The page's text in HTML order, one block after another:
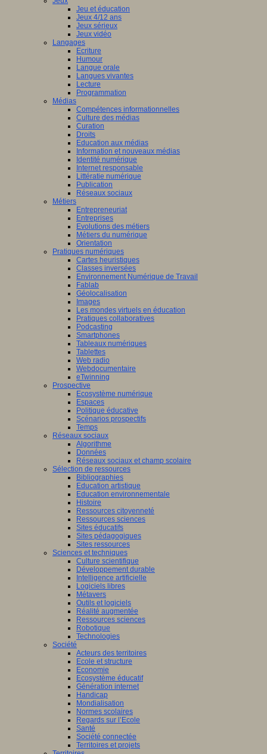
Jeu et éducation
Jeux 4/12 ans
Jeux sérieux
Jeux vidéo
Langages
Ecriture
Humour
Langue orale
Langues vivantes
Lecture
Programmation
Médias
Compétences informationnelles
Culture des médias
Curation
Droits
Education aux médias
Information et nouveaux médias
Identité numérique
Internet responsable
Littératie numérique
Publication
Réseaux sociaux
Métiers
Entrepreneuriat
Entreprises
Evolutions des métiers
Métiers du numérique
Orientation
Pratiques numériques
Cartes heuristiques
Classes inversées
Environnement Numérique de Travail
Fablab
Géolocalisation
Images
Les mondes virtuels en éducation
Pratiques collaboratives
Podcasting
Smartphones
Tableaux numériques
Tablettes
Web radio
Webdocumentaire
eTwinning
Prospective
Ecosystème numérique
Espaces
Politique éducative
Scénarios prospectifs
Temps
Réseaux sociaux
Algorithme
Données
Réseaux sociaux et champ scolaire
Sélection de ressources
Bibliographies
Education artistique
Education environnementale
Histoire
Ressources citoyenneté
Ressources sciences
Sites éducatifs
Sites pédagogiques
Sites ressources
Sciences et techniques
Culture scientifique
Développement durable
Intelligence artificielle
Logiciels libres
Métavers
Outils et logiciels
Réalité augmentée
Ressources sciences
Robotique
Technologies
Société
Acteurs des territoires
Ecole et structure
Economie
Ecosystème éducatif
Génération internet
Handicap
Mondialisation
Normes scolaires
Regards sur l’Ecole
Santé
Société connectée
Territoires et projets